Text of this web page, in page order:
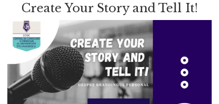
Create Your Story and Tell It!